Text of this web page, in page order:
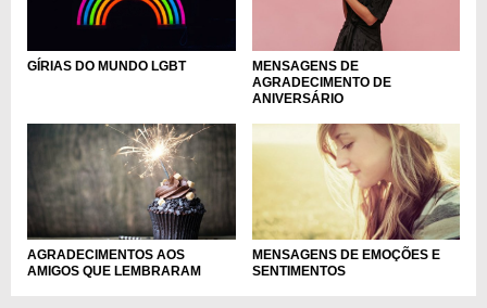
GÍRIAS DO MUNDO LGBT
MENSAGENS DE
AGRADECIMENTO DE
ANIVERSÁRIO
AGRADECIMENTOS AOS
AMIGOS QUE LEMBRARAM
MENSAGENS DE EMOÇÕES E
SENTIMENTOS